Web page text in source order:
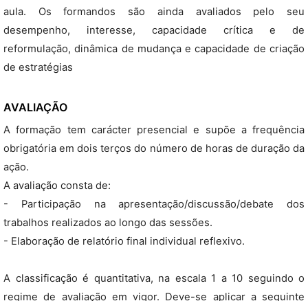
aula. Os formandos são ainda avaliados pelo seu
desempenho, interesse, capacidade crítica e de
reformulação, dinâmica de mudança e capacidade de criação
de estratégias
AVALIAÇÃO
A formação tem carácter presencial e supõe a frequência
obrigatória em dois terços do número de horas de duração da
ação.
A avaliação consta de:
- Participação na apresentação/discussão/debate dos
trabalhos realizados ao longo das sessões.
- Elaboração de relatório final individual reflexivo.
A classificação é quantitativa, na escala 1 a 10 seguindo o
regime de avaliação em vigor. Deve-se aplicar a seguinte